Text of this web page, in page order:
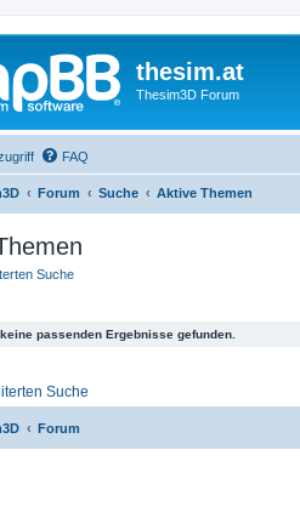
thesim.at
Thesim3D Forum
FAQ
Forum Suche Aktive Themen
Suche
passenden Ergebnisse gefunden.
Suche
Forum